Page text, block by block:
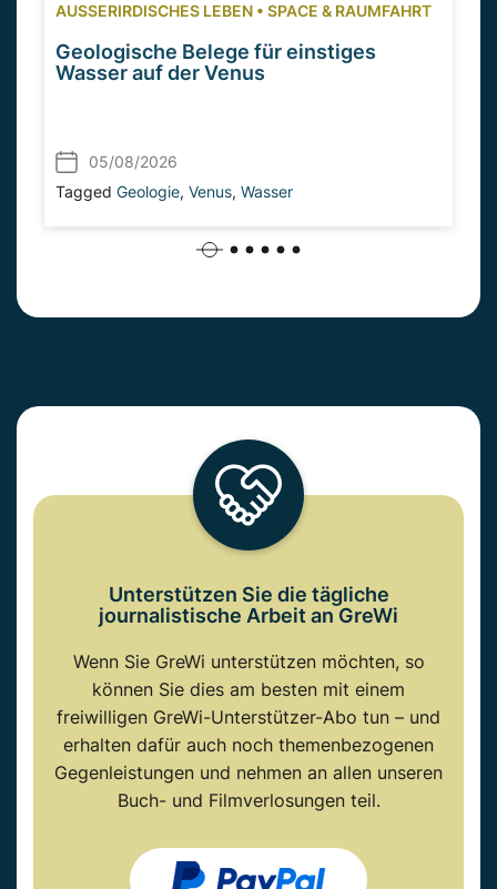
AUSSERIRDISCHES LEBEN • SPACE & RAUMFAHRT
Geologische Belege für einstiges
Wasser auf der Venus
05/08/2026
Tagged Geologie, Venus, Wasser
Unterstützen Sie die tägliche
journalistische Arbeit an GreWi
Wenn Sie GreWi unterstützen möchten, so
können Sie dies am besten mit einem
freiwilligen GreWi-Unterstützer-Abo tun – und
erhalten dafür auch noch themenbezogenen
Gegenleistungen und nehmen an allen unseren
Buch- und Filmverlosungen teil.